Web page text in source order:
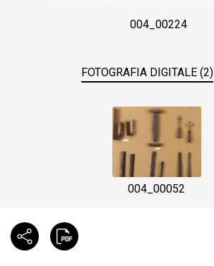
004_00224
FOTOGRAFIA DIGITALE (2)
004_00052